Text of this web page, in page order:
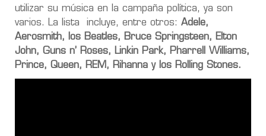
utilizar su música en la campaña política, ya son
varios. La lista incluye, entre otros: Adele,
Aerosmith, los Beatles, Bruce Springsteen, Elton
John, Guns n’ Roses, Linkin Park, Pharrell Williams,
Prince, Queen, REM, Rihanna y los Rolling Stones.